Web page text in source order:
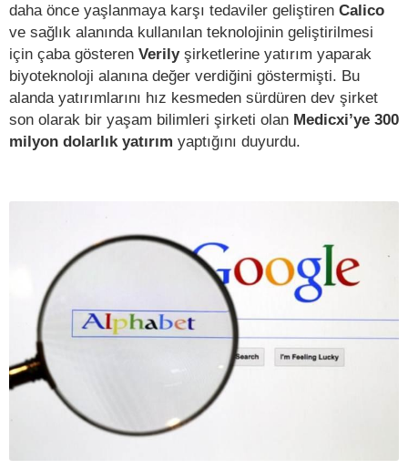
daha önce yaşlanmaya karşı tedaviler geliştiren Calico
ve sağlık alanında kullanılan teknolojinin geliştirilmesi
için çaba gösteren Verilyşirketlerine yatırım yaparak
biyoteknoloji alanına değer verdiğini göstermişti. Bu
alanda yatırımlarını hız kesmeden sürdüren dev şirket
son olarak bir yaşam bilimleri şirketi olan Medicxi’ye 300
milyon dolarlık yatırım yaptığını duyurdu.